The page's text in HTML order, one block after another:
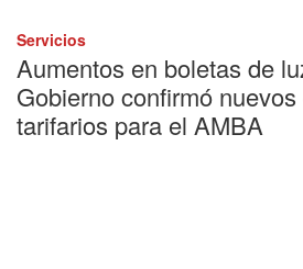
Servicios
Aumentos en boletas de
Gobierno confirmó
tarifarios para el AMBA